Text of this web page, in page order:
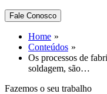
Fale Conosco
Home
Conteúdos
Os processos de
soldagem, são…
Fazemos o seu trabalho